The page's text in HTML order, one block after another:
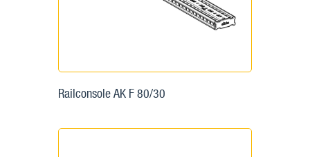
Railconsole AK F 80/30